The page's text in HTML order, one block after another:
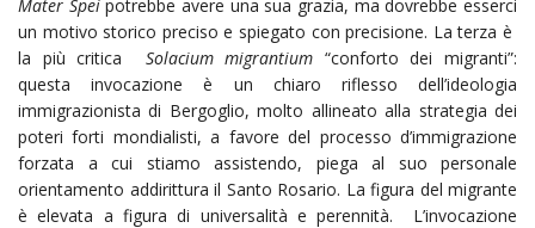
Mater Speipotrebbe avere una sua grazia, ma dovrebbe esserci
un motivo storico preciso e spiegato con precisione. La terza è
la più critica Solacium migrantium “conforto dei migranti”:
questa invocazione è un chiaro riflesso dell’ideologia
immigrazionista di Bergoglio, molto allineato alla strategia dei
poteri forti mondialisti, a favore del processo d’immigrazione
forzata a cui stiamo assistendo, piega al suo personale
orientamento addirittura il Santo Rosario. La figura del migrante
è elevata a figura di universalità e perennità. L’invocazione